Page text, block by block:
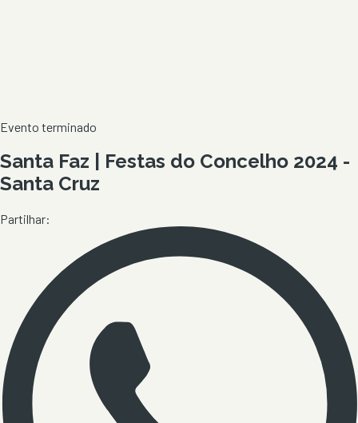
Evento terminado
Santa Faz | Festas do Concelho 2024 -
Santa Cruz
Partilhar: